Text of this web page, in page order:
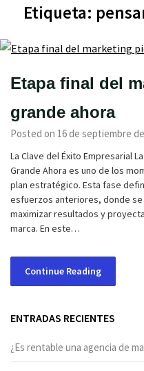
Etiqueta:
Etapa final del
grande ahora
Posted on 16 de septiembre
La Clave del Éxito Empresarial
Grande Ahora es uno de los
plan estratégico. Esta fase
esfuerzos anteriores, donde
maximizar resultados y
marca. En este…
Continue Reading
ENTRADAS RECIENTES
¿Es rentable una agencia de